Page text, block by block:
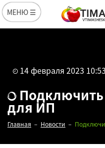
МЕНЮ ☰
14 февраля 2023 10:53
для ИП
Главная Новости